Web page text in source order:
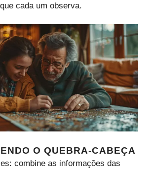
cada um observa.
O QUEBRA-CABEÇA
combine as informações das